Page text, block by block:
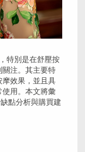
特別是在舒壓按
注。其主要特
效果，並且具
用。本文將彙
點分析與購買建